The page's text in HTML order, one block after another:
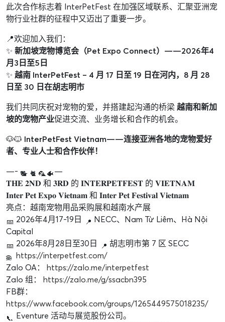
此次合作标志着 InterPetFest 在加强区域联系、汇聚亚洲宠
物行业社群的征程中又迈出了重要一步。
📍欢迎加入我们：
✨ 新加坡宠物博览会（Pet Expo Connect）——2026年4
月3日至5日
✨ 越南 InterPetFest – 4 月 17 日至 19 日在河内，8 月 28
日至 30 日在胡志明市
我们共同庆祝对宠物的爱，并搭建起沟通的桥梁 越南和新加
坡的宠物产业促进交流、业务增长和合作的机会。
🐶🐱 InterPetFest Vietnam——连接亚洲各地的宠物爱好
者、专业人士和合作伙伴！
—-
—
𝐓𝐇𝐄 𝟐𝐍𝐃 和 𝟑𝐑𝐃 的 𝐈𝐍𝐓𝐄𝐑𝐏𝐄𝐓𝐅𝐄𝐒𝐓 的 𝐕𝐈𝐄𝐓𝐍𝐀𝐌
𝐈𝐧𝐭𝐞𝐫 𝐏𝐞𝐭 𝐄𝐱𝐩𝐨 𝐕𝐢𝐞𝐭𝐧𝐚𝐦 和 𝐈𝐧𝐭𝐞𝐫 𝐏𝐞𝐭 𝐅𝐞𝐬𝐭𝐢𝐯𝐚𝐥 𝐕𝐢𝐞𝐭𝐧𝐚𝐦
亮点：越南宠物用品采购展和越南水产展
2026年4月17-19日
NECC、Nam Từ Liêm、Hà Nội
Capital
2026年8月28日至30日
胡志明市第 7 区 SECC
https://interpetfest.com/
Zalo OA： https://zalo.me/interpetfest
Zalo 组： https://zalo.me/g/ssacbn395
FB群：
https://www.facebook.com/groups/1265449575018235/
Eventure 活动与展览股份公司。